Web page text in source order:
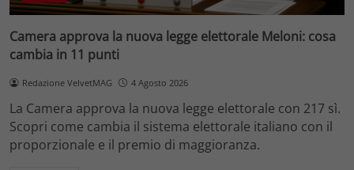
Camera approva la nuova legge elettorale Meloni: cosa
cambia in 11 punti
Redazione VelvetMAG 4 Agosto 2026
La Camera approva la nuova legge elettorale con 217 sì.
Scopri come cambia il sistema elettorale italiano con il
proporzionale e il premio di maggioranza.